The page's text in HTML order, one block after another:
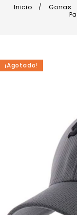
Inicio / Gorras
¡Agotado!